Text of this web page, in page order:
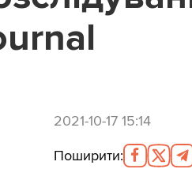
2021-10-17 15:14
Поширити: